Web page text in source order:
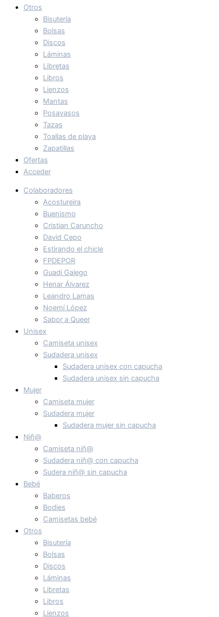
Otros
Bisutería
Bolsas
Discos
Láminas
Libretas
Libros
Lienzos
Mantas
Posavasos
Tazas
Toallas de playa
Zapatillas
Ofertas
Acceder
Colaboradores
Acostureira
Buenismo
Cristian Caruncho
David Cepo
Estirando el chicle
FPDEPOR
Guadi Galego
Henar Álvarez
Leandro Lamas
Noemí López
Sabor a Queer
Unisex
Camiseta unisex
Sudadera unisex
Sudadera unisex con capucha
Sudadera unisex sin capucha
Mujer
Camiseta mujer
Sudadera mujer
Sudadera mujer sin capucha
Niñ@
Camiseta niñ@
Sudadera niñ@ con capucha
Sudera niñ@ sin capucha
Bebé
Baberos
Bodies
Camisetas bebé
Otros
Bisutería
Bolsas
Discos
Láminas
Libretas
Libros
Lienzos